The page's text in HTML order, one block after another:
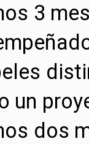
3
un
dos